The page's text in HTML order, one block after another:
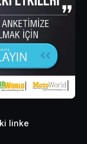
linke